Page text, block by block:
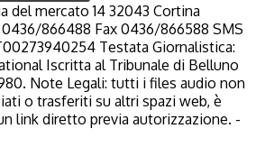
del mercato 14 32043 Cortina
866488 Fax 0436/866588 SMS
Testata Giornalistica:
Iscritta al Tribunale di Belluno
Note Legali: tutti i files audio non
o trasferiti su altri spazi web, è
link diretto previa autorizzazione. -